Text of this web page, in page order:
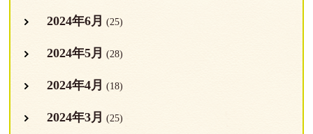
2024年6月 (25)
2024年5月 (28)
2024年4月 (18)
2024年3月 (25)